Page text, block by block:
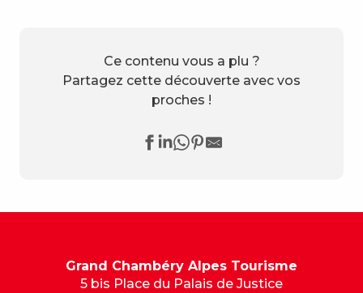
Ce contenu vous a plu ?
Partagez cette découverte avec vos
proches !
Grand Chambéry Alpes Tourisme
5 bis Place du Palais de Justice